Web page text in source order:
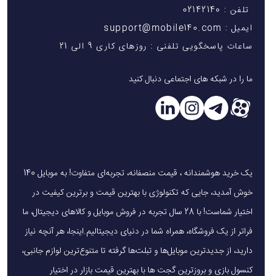
تلفن : 02142140
ایمیل : support@mobile140.com
ساعات پاسخگویی تلفنی : روزهای کاری 9 الی 21
ما را در شبکه های اجتماعی دنبال کنید
یک خرید هوشمندانه ، قیمت منصفانه، تجربه‌ای متفاوت! به موبایل 140
خوش آمدید، جایی که تکنولوژی با بهترین قیمت و برترین کیفیت در
اختیار شماست! با 28 سال تجربه در فروش موبایل و کالاهای دیجیتال، ما
فراتر از یک فروشگاه، همراه شما در دنیای دیجیتالیم.اینجا، هر آنچه نیاز
دارید، از جدیدترین موبایل‌ها و تبلت‌ها گرفته تا متنوع‌ترین لوازم جانبی،
کنسول بازی و بروزترین گجت ها با بهترین قیمت بازار در اختیار